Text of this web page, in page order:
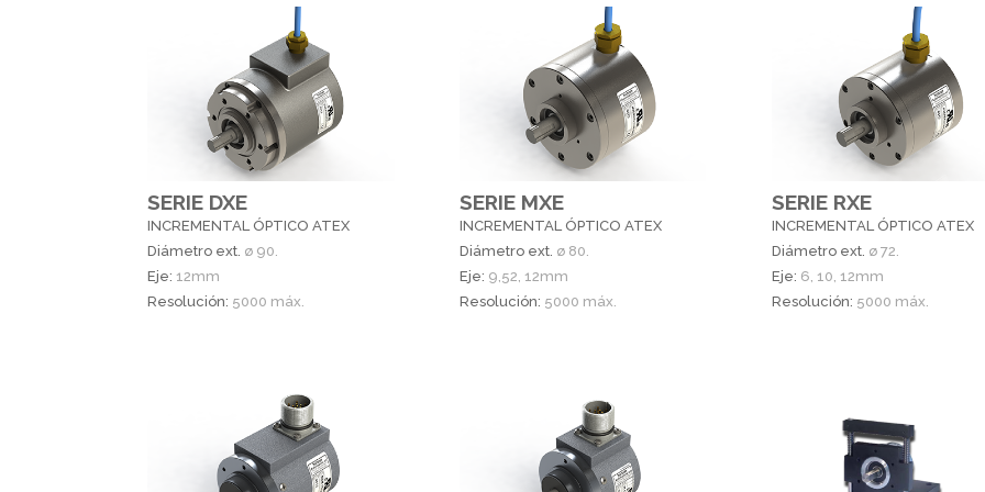
SERIE DXE
INCREMENTAL ÓPTICO ATEX
Diámetro ext. ø 90.
Eje: 12mm
Resolución: 5000 máx.
SERIE MXE
INCREMENTAL ÓPTICO ATEX
Diámetro ext. ø 80.
Eje: 9,52, 12mm
Resolución: 5000 máx.
SERIE RXE
INCREMENTAL ÓPTICO ATEX
Diámetro ext. ø 72.
Eje: 6, 10, 12mm
Resolución: 5000 máx.